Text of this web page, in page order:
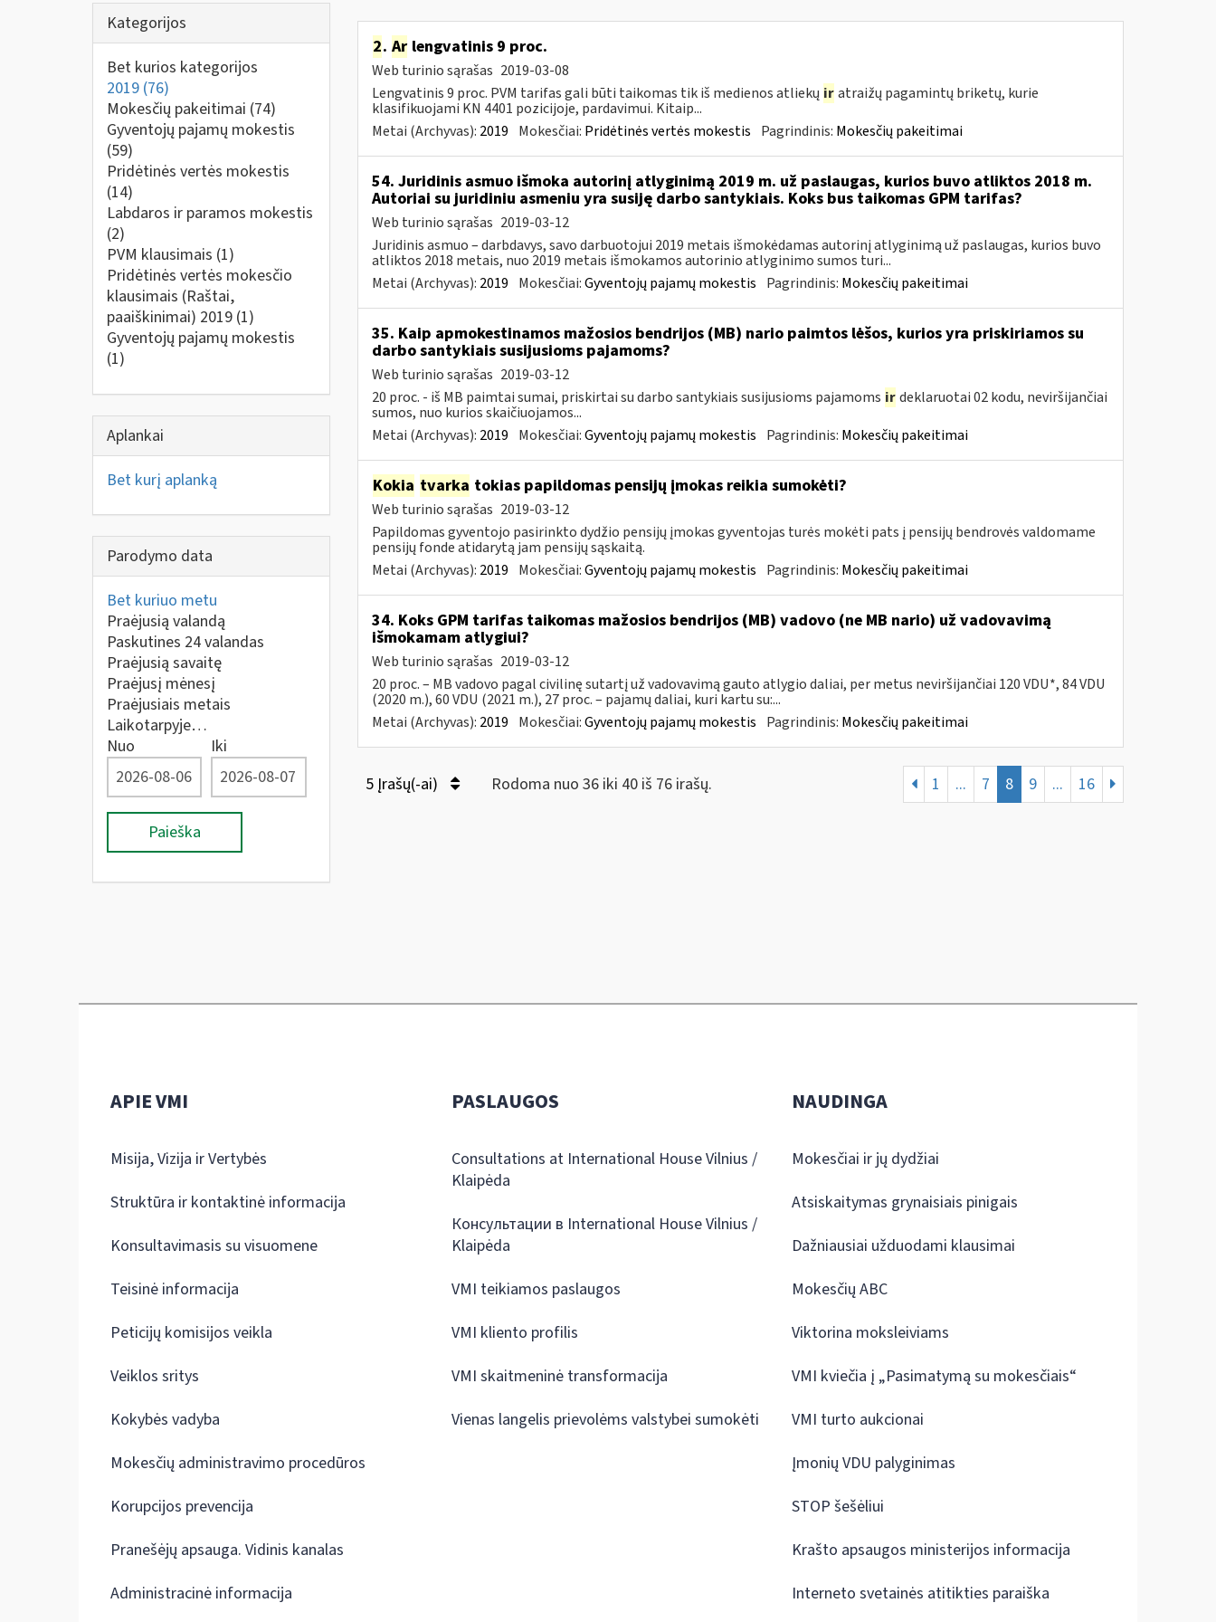
Kategorijos
Bet kurios kategorijos
2019 (76)
Mokesčių pakeitimai (74)
Gyventojų pajamų mokestis
(59)
Pridėtinės vertės mokestis
(14)
Labdaros ir paramos mokestis
(2)
PVM klausimais (1)
Pridėtinės vertės mokesčio
klausimais (Raštai,
paaiškinimai) 2019 (1)
Gyventojų pajamų mokestis
(1)
Aplankai
Bet kurį aplanką
Parodymo data
Bet kuriuo metu
Praėjusią valandą
Paskutines 24 valandas
Praėjusią savaitę
Praėjusį mėnesį
Praėjusiais metais
Laikotarpyje…
Nuo
Iki
Paieška
2. Arlengvatinis 9 proc.
Web turinio sąrašas 2019-03-08
Lengvatinis 9 proc. PVM tarifas gali būti taikomas tik iš medienos atliekų ir atraižų pagamintų briketų, kurie
klasifikuojami KN 4401 pozicijoje, pardavimui. Kitaip...
Metai (Archyvas): 2019 Mokesčiai: Pridėtinės vertės mokestis Pagrindinis: Mokesčių pakeitimai
54. Juridinis asmuo išmoka autorinį atlyginimą 2019 m. už paslaugas, kurios buvo atliktos 2018 m.
Autoriai su juridiniu asmeniu yra susiję darbo santykiais. Koks bus taikomas GPM tarifas?
Web turinio sąrašas 2019-03-12
Juridinis asmuo – darbdavys, savo darbuotojui 2019 metais išmokėdamas autorinį atlyginimą už paslaugas, kurios buvo
atliktos 2018 metais, nuo 2019 metais išmokamos autorinio atlyginimo sumos turi...
Metai (Archyvas): 2019 Mokesčiai:Gyventojų pajamų mokestis Pagrindinis: Mokesčių pakeitimai
35. Kaip apmokestinamos mažosios bendrijos (MB) nario paimtos lėšos, kurios yra priskiriamos su
darbo santykiais susijusioms pajamoms?
Web turinio sąrašas 2019-03-12
20 proc. - iš MB paimtai sumai, priskirtai su darbo santykiais susijusioms pajamoms ir deklaruotai 02 kodu, neviršijančiai
sumos, nuo kurios skaičiuojamos...
Metai (Archyvas): 2019 Mokesčiai:Gyventojų pajamų mokestis Pagrindinis: Mokesčių pakeitimai
Kokia tvarka tokias papildomas pensijų įmokas reikia sumokėti?
Web turinio sąrašas 2019-03-12
Papildomas gyventojo pasirinkto dydžio pensijų įmokas gyventojas turės mokėti pats į pensijų bendrovės valdomame
pensijų fonde atidarytą jam pensijų sąskaitą.
Metai (Archyvas): 2019 Mokesčiai:Gyventojų pajamų mokestis Pagrindinis: Mokesčių pakeitimai
34. Koks GPM tarifas taikomas mažosios bendrijos (MB) vadovo (ne MB nario) už vadovavimą
išmokamam atlygiui?
Web turinio sąrašas 2019-03-12
20 proc. – MB vadovo pagal civilinę sutartį už vadovavimą gauto atlygio daliai, per metus neviršijančiai 120 VDU*, 84 VDU
(2020 m.), 60 VDU (2021 m.), 27 proc. – pajamų daliai, kuri kartu su:...
Metai (Archyvas): 2019 Mokesčiai:Gyventojų pajamų mokestis Pagrindinis: Mokesčių pakeitimai
5 Įrašų(-ai) Rodoma nuo 36 iki 40 iš 76 irašų. 1 ... 7 8 9 ... 16
APIE VMI
Misija, Vizija ir Vertybės
Struktūra ir kontaktinė informacija
Konsultavimasis su visuomene
Teisinė informacija
Peticijų komisijos veikla
Veiklos sritys
Kokybės vadyba
Mokesčių administravimo procedūros
Korupcijos prevencija
Pranešėjų apsauga. Vidinis kanalas
Administracinė informacija
PASLAUGOS
Consultations at International House Vilnius /
Klaipėda
Консультации в International House Vilnius /
Klaipėda
VMI teikiamos paslaugos
VMI kliento profilis
VMI skaitmeninė transformacija
Vienas langelis prievolėms valstybei sumokėti
NAUDINGA
Mokesčiai ir jų dydžiai
Atsiskaitymas grynaisiais pinigais
Dažniausiai užduodami klausimai
Mokesčių ABC
Viktorina moksleiviams
VMI kviečia į „Pasimatymą su mokesčiais“
VMI turto aukcionai
Įmonių VDU palyginimas
STOP šešėliui
Krašto apsaugos ministerijos informacija
Interneto svetainės atitikties paraiška